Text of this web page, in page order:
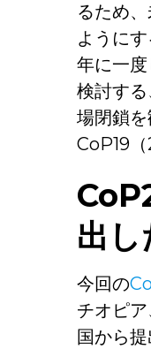
るため
ように
年に一
検討す
場閉鎖
CoP19
出し
今回の
チオピ
国から